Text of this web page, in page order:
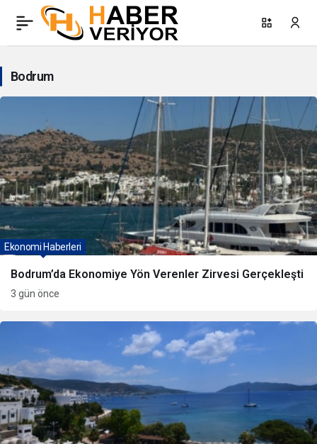
Bodrum
Haberleri
Bodrum
Bodrum’da Ekonomiye Yön Verenler Zirvesi Gerçekleşti
Ekonomi Haberleri
3 gün önce